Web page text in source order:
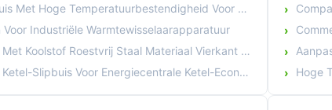
Hoge Temperatuurbestendigheid Voor Stoomketels
Voor Industriële Warmtewisselaarapparatuur
Roestvrij Staal Materiaal Vierkant Rechthoekig
Slipbuis Voor Energiecentrale Ketel-Economizer
Hoge